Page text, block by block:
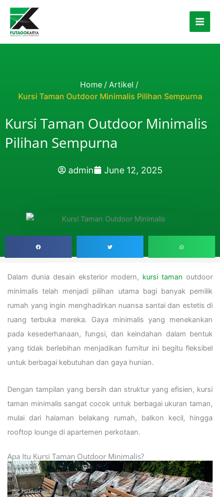
Skip to content
Home / Artikel /
Kursi Taman Outdoor Minimalis Pilihan Sempurna
Kursi Taman Outdoor Minimalis
Pilihan Sempurna
admin June 12, 2025
Dalam dunia desain eksterior modern, kursi taman outdoor
minimalis telah menjadi pilihan utama bagi banyak pemilik
rumah yang ingin menghadirkan nuansa santai dan estetis di
ruang terbuka mereka. Gaya minimalis yang menekankan
pada kesederhanaan, fungsi, dan keindahan dalam bentuk
yang tidak berlebihan menjadikan furnitur ini begitu fleksibel
untuk berbagai kebutuhan dan gaya hunian.
Dengan tampilan yang bersih dan struktur yang efisien, kursi
taman minimalis sangat cocok untuk berbagai ukuran taman,
mulai dari halaman belakang rumah, balkon kecil, hingga
rooftop lounge di apartemen perkotaan.
Apa Itu Kursi Taman Outdoor Minimalis?